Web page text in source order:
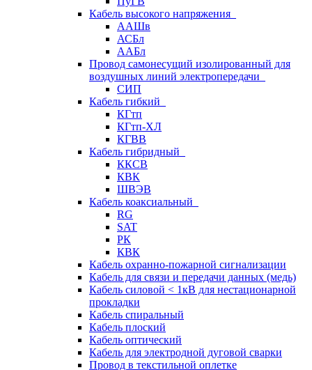
Кабель высокого напряжения
ААШв
АСБл
ААБл
Провод самонесущий изолированный для
воздушных линий электропередачи
СИП
Кабель гибкий
КГтп
КГтп-ХЛ
КГВВ
Кабель гибридный
ККСВ
КВК
ШВЭВ
Кабель коаксиальный
RG
SAT
РК
КВК
Кабель охранно-пожарной сигнализации
Кабель для связи и передачи данных (медь)
Кабель силовой < 1кВ для нестационарной
прокладки
Кабель спиральный
Кабель плоский
Кабель оптический
Кабель для электродной дуговой сварки
Провод в текстильной оплетке